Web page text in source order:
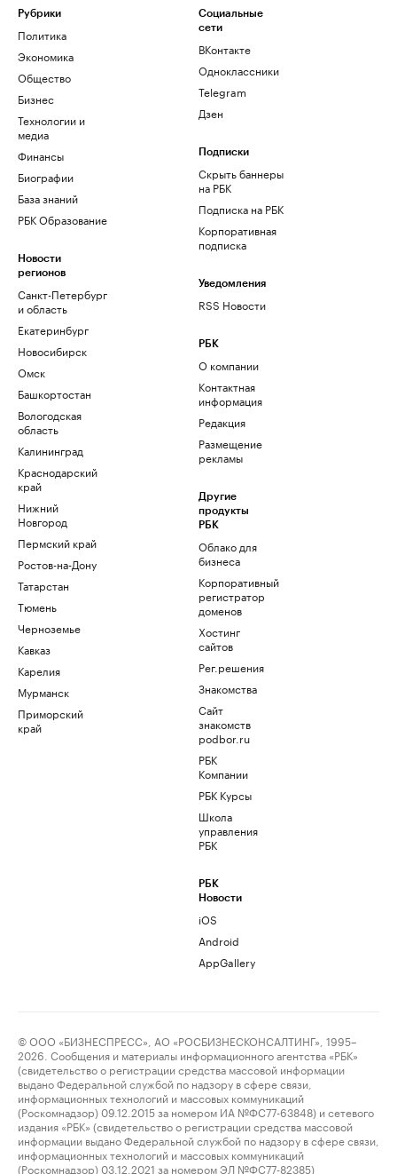
Рубрики
Политика
Экономика
Общество
Бизнес
Технологии и
медиа
Финансы
Биографии
База знаний
РБК Образование
Новости
регионов
Санкт-Петербург
и область
Екатеринбург
Новосибирск
Омск
Башкортостан
Вологодская
область
Калининград
Краснодарский
край
Нижний
Новгород
Пермский край
Ростов-на-Дону
Татарстан
Тюмень
Черноземье
Кавказ
Карелия
Мурманск
Приморский
край
Социальные
сети
ВКонтакте
Одноклассники
Telegram
Дзен
Подписки
Скрыть баннеры
на РБК
Подписка на РБК
Корпоративная
подписка
Уведомления
RSS Новости
РБК
О компании
Контактная
информация
Редакция
Размещение
рекламы
Другие
продукты
РБК
Облако для
бизнеса
Корпоративный
регистратор
доменов
Хостинг
сайтов
Рег.решения
Знакомства
Сайт
знакомств
podbor.ru
РБК
Компании
РБК Курсы
Школа
управления
РБК
РБК
Новости
iOS
Android
AppGallery
© ООО «БИЗНЕСПРЕСС», АО «РОСБИЗНЕСКОНСАЛТИНГ», 1995–
2026. Сообщения и материалы информационного агентства «РБК»
(свидетельство о регистрации средства массовой информации
выдано Федеральной службой по надзору в сфере связи,
информационных технологий и массовых коммуникаций
(Роскомнадзор) 09.12.2015 за номером ИА №ФС77-63848) и сетевого
издания «РБК» (свидетельство о регистрации средства массовой
информации выдано Федеральной службой по надзору в сфере связи,
информационных технологий и массовых коммуникаций
(Роскомнадзор) 03.12.2021 за номером ЭЛ №ФС77-82385)